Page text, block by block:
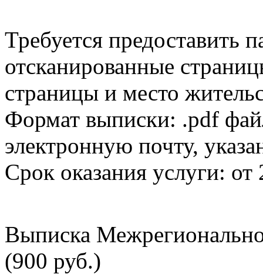
Требуется предоставить
отсканированные
страницы и место
Формат выписки: .pdf
электронную почту,
Срок оказания услуги: от
Выписка
(900 руб.)